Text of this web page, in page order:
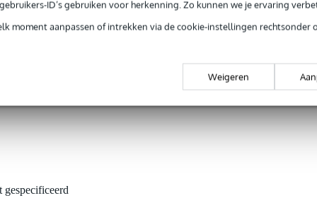
ID’s gebruiken voor herkenning. Zo kunnen we je ervaring
moment aanpassen of intrekken via de cookie-instellingen rechtsonder
Weigeren
gespecificeerd